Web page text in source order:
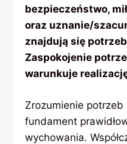
bezpieczeństwo,
oraz uznanie/
znajdują się
Zaspokojenie
warunkuje
Zrozumienie
fundament
wychowania.